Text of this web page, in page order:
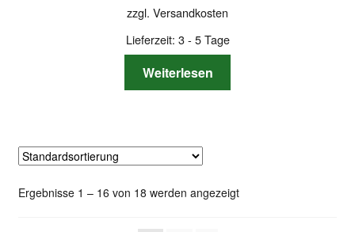
zzgl. Versandkosten
Lieferzeit: 3 - 5 Tage
Weiterlesen
Ergebnisse 1 – 16 von 18 werden angezeigt